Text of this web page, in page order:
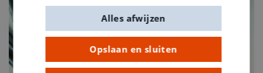
Opslaan en sluiten
Alles afwijzen